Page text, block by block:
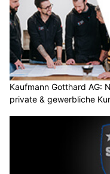
Kaufmann Gotthard AG:
private & gewerbliche